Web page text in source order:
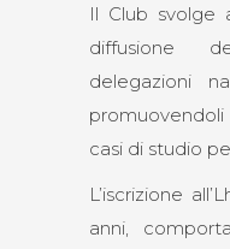
Il Club svolge
diffusione
delegazioni
casi di studio
L’iscrizione
anni,